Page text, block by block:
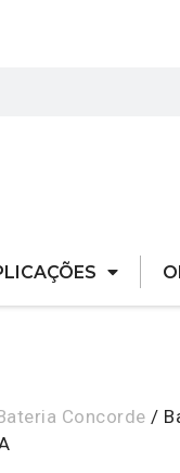
Concorde /